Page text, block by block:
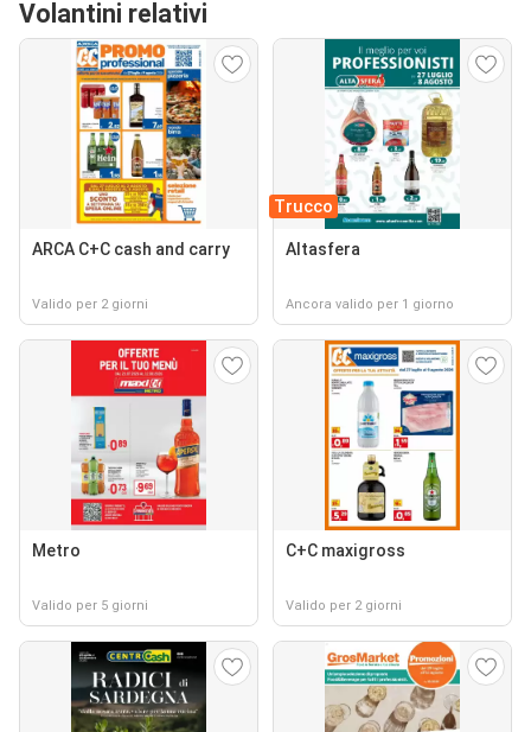
Volantini relativi
ARCA C+C cash and carry
Valido per 2 giorni
Trucco
Altasfera
Ancora valido per 1 giorno
Metro
Valido per 5 giorni
C+C maxigross
Valido per 2 giorni